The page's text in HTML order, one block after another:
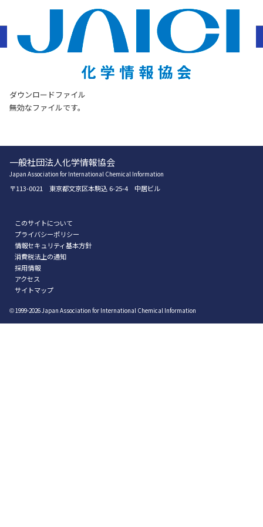
Download File
ダウンロードファイル
無効なファイルです。
一般社団法人化学情報協会
Japan Association for International Chemical Information
〒113-0021 東京都文京区本駒込 6-25-4 中居ビル
このサイトについて
プライバシーポリシー
情報セキュリティ基本方針
消費税法上の通知
採用情報
アクセス
サイトマップ
© 1999-2026Japan Association for International Chemical Information